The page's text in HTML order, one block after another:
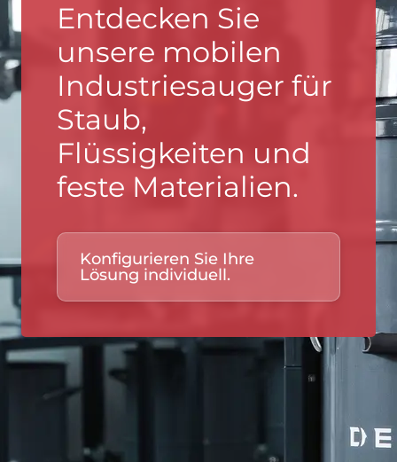
Entdecken Sie
unsere mobilen
Industriesauger für
Staub,
Flüssigkeiten und
feste Materialien.
Konfigurieren Sie Ihre
Lösung individuell.